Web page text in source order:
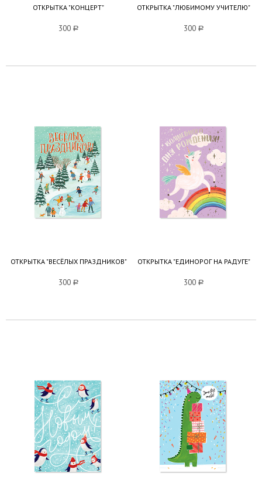
ОТКРЫТКА "КОНЦЕРТ"
300 a
ОТКРЫТКА "ЛЮБИМОМУ УЧИТЕЛЮ"
300 a
ОТКРЫТКА "ВЕСЁЛЫХ ПРАЗДНИКОВ"
300 a
ОТКРЫТКА "ЕДИНОРОГ НА РАДУГЕ"
300 a